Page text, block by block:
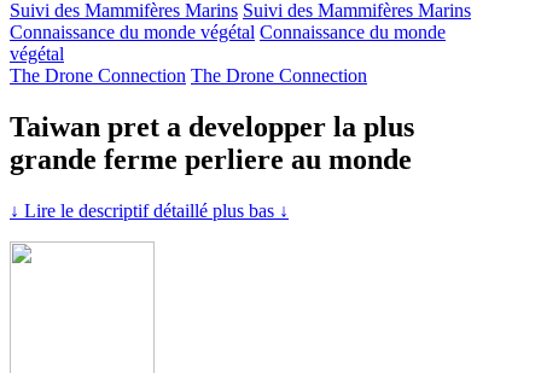
Suivi des Mammifères Marins Suivi des Mammifères Marins
Connaissance du monde végétal Connaissance du monde
végétal
The Drone Connection The Drone Connection
Taiwan pret a developper la plus
grande ferme perliere au monde
↓ Lire le descriptif détaillé plus bas ↓